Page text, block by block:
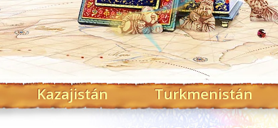
Kazajistán Turkmenistán